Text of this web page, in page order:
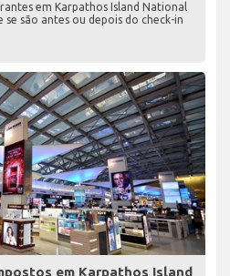
em Karpathos Island National
são antes ou depois do check-in
em Karpathos Island